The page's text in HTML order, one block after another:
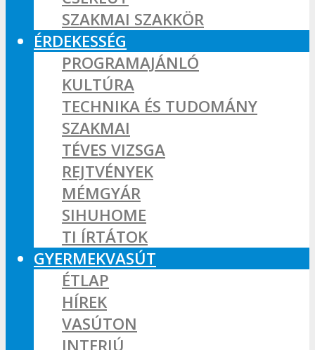
SZAKMAI SZAKKÖR
ÉRDEKESSÉG
PROGRAMAJÁNLÓ
KULTÚRA
TECHNIKA ÉS TUDOMÁNY
SZAKMAI
TÉVES VIZSGA
REJTVÉNYEK
MÉMGYÁR
SIHUHOME
TI ÍRTÁTOK
GYERMEKVASÚT
ÉTLAP
HÍREK
VASÚTON